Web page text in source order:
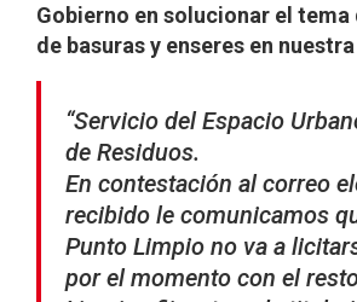
Gobierno en solucionar el tema
de basuras y enseres en
“Servicio del Espacio
de Residuos.
En contestación al correo
recibido le comunicamos
Punto Limpio no va a
por el momento con el